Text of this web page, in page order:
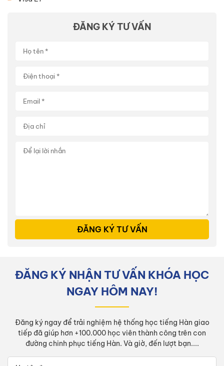
ĐĂNG KÝ TƯ VẤN
ĐĂNG KÝ TƯ VẤN
ĐĂNG KÝ NHẬN TƯ VẤN KHÓA HỌC
NGAY HÔM NAY!
Đăng ký ngay để trải nghiệm hệ thống học tiếng Hàn giao
tiếp đã giúp hơn +100.000 học viên thành công trên con
đường chinh phục tiếng Hàn. Và giờ, đến lượt bạn....